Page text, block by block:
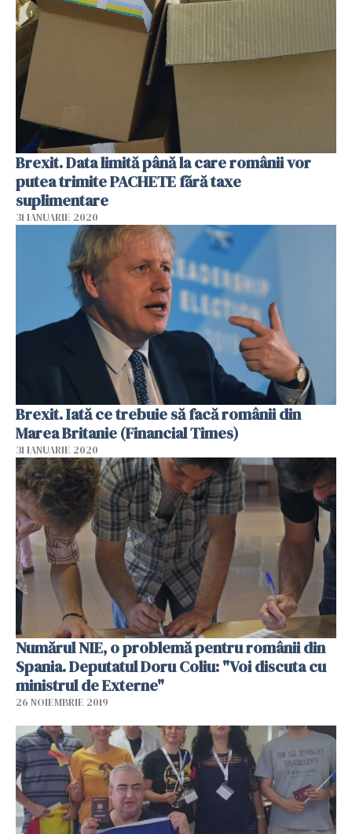
Brexit. Data limită până la care românii vor
putea trimite PACHETE fără taxe
suplimentare
31 IANUARIE 2020
Brexit. Iată ce trebuie să facă românii din
Marea Britanie (Financial Times)
31 IANUARIE 2020
Numărul NIE, o problemă pentru românii din
Spania. Deputatul Doru Coliu: "Voi discuta cu
ministrul de Externe"
26 NOIEMBRIE 2019